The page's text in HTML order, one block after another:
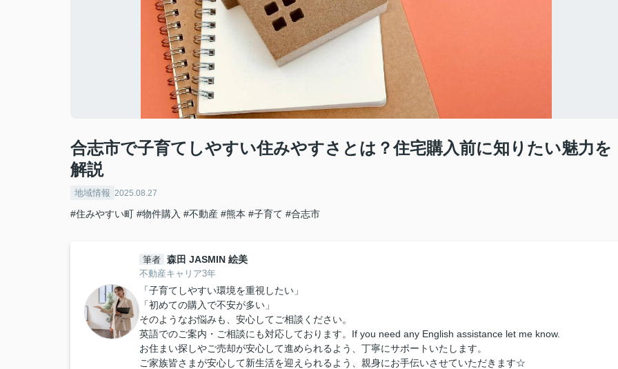
合志市で子育てしやすい住みやすさとは？住宅購入前に知りたい魅力を
解説
地域情報 2025.08.27
#住みやすい町 #物件購入 #不動産 #熊本 #子育て #合志市
筆者 森田 JASMIN 絵美
不動産キャリア3年
「子育てしやすい環境を重視したい」
「初めての購入で不安が多い」
そのようなお悩みも、安心してご相談ください。
英語でのご案内・ご相談にも対応しております。If you need any English assistance let me know.
お住まい探しやご売却が安心して進められるよう、丁寧にサポートいたします。
ご家族皆さまが安心して新生活を迎えられるよう、親身にお手伝いさせていただきます☆